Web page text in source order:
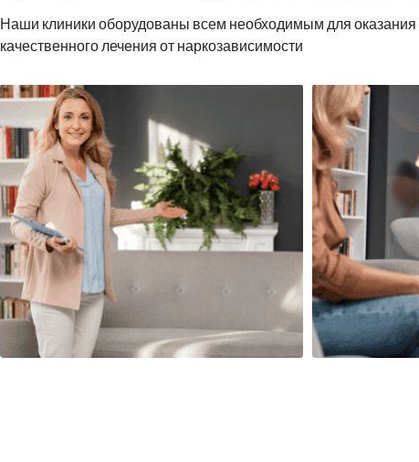
Наши клиники оборудованы всем необходимым для оказания
качественного лечения от наркозависимости